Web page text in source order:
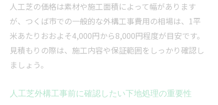
人工芝の価格は素材や施工面積によって幅があります
が、つくば市での一般的な外構工事費用の相場は、1平
米あたりおおよそ4,000円から8,000円程度が目安です。
見積もりの際は、施工内容や保証範囲をしっかり確認し
ましょう。
人工芝外構工事前に確認したい下地処理の重要性